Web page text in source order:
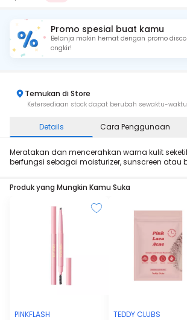
Promo spesial buat kamu
Belanja makin hemat dengan promo
ongkir!
Temukan di Store
Ketersediaan stock dapat berubah sewaktu-waktu
Details Cara Penggunaan
Meratakan dan mencerahkan warna kulit
berfungsi sebagai moisturizer, sunscreen atau
Produk yang Mungkin Kamu Suka
PINKFLASH
TEDDY CLUBS